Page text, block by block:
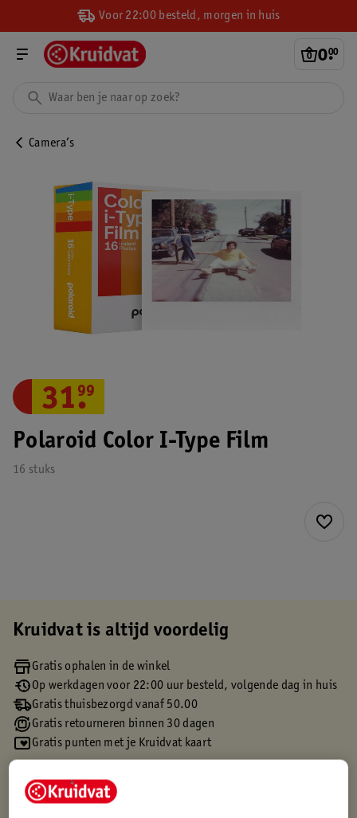
Voor 22:00 besteld, morgen in huis
0.
00
Camera’s
Polaroid Color I-Type Film
16 stuks
31.
99
Kruidvat is altijd voordelig
Gratis ophalen in de winkel
Op werkdagen voor 22:00 uur besteld, volgende dag in huis
Gratis thuisbezorgd vanaf 50.00
Gratis retourneren binnen 30 dagen
Gratis punten met je Kruidvat kaart